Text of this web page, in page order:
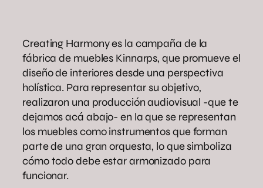
Creating Harmony es la campaña de la
fábrica de muebles Kinnarps, que promueve el
diseño de interiores desde una perspectiva
holística. Para representar su objetivo,
realizaron una producción audiovisual -que te
dejamos acá abajo- en la que se representan
los muebles como instrumentos que forman
parte de una gran orquesta, lo que simboliza
cómo todo debe estar armonizado para
funcionar.